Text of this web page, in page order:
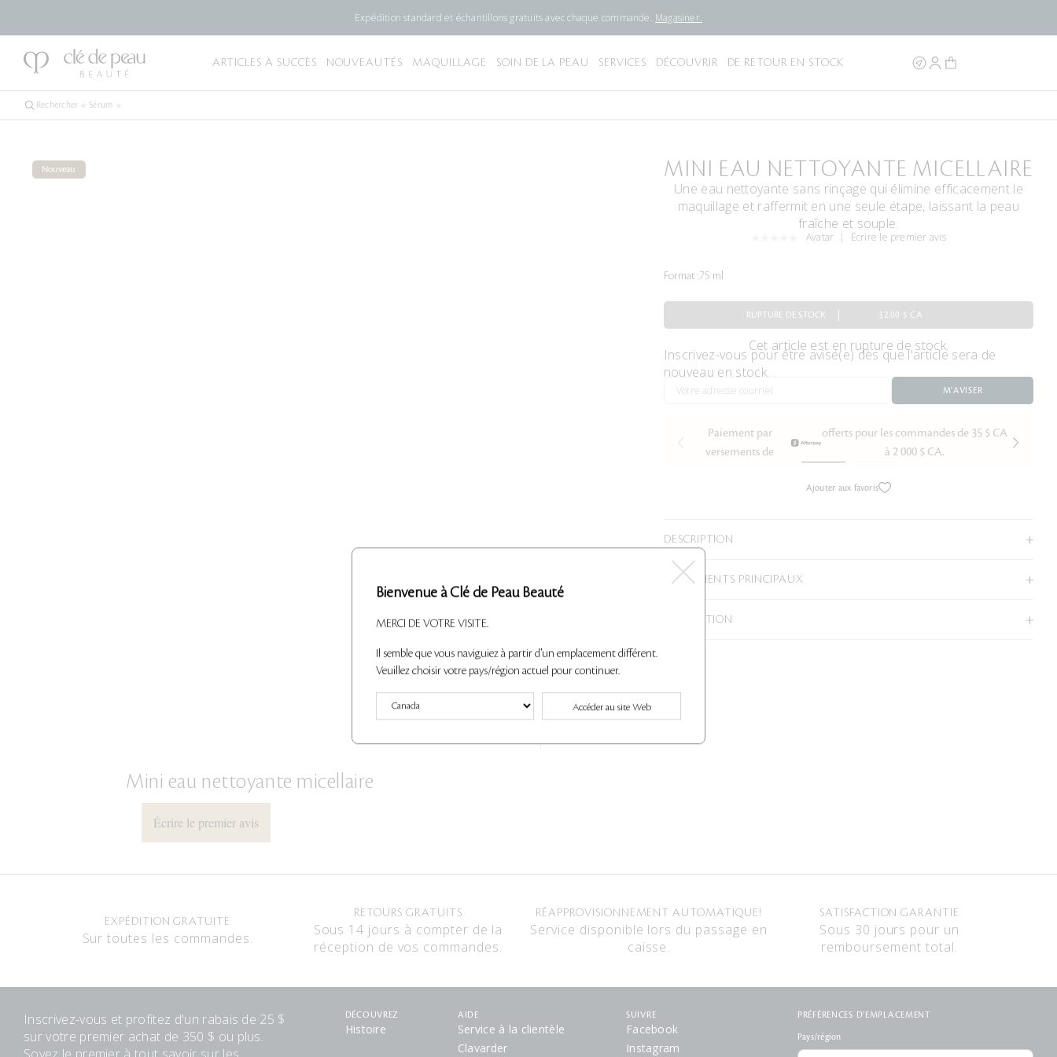
Expédition standard et échantillons gratuits avec chaque commande. Magasiner.
ARTICLES À SUCCÈS NOUVEAUTÉS MAQUILLAGE SOIN DE LA PEAU SERVICES DÉCOUVRIR DE RETOUR EN STOCK
Nouveau MINI EAU NETTOYANTE MICELLAIRE
Une eau nettoyante sans rinçage qui élimine efficacement le
maquillage et raffermit en une seule étape, laissant la peau
fraîche et souple.
Avatar Écrire le premier avis
Format :75 ml
RUPTURE DE STOCK 32,00 $ CA
Cet article est en rupture de stock.
Inscrivez-vous pour être avisé(e) dès que l'article sera de
nouveau en stock.
M'AVISER
Paiement par
versements de
offerts pour les commandes de 35 $ CA
à 2 000 $ CA.
Ajouter aux favoris
DESCRIPTION
INGRÉDIENTS PRINCIPAUX
UTILISATION
Mini eau nettoyante micellaire
Écrire le premier avis
EXPÉDITION GRATUITE
Sur toutes les commandes.
RETOURS GRATUITS
Sous 14 jours à compter de la
réception de vos commandes.
RÉAPPROVISIONNEMENT AUTOMATIQUE!
Service disponible lors du passage en
caisse.
SATISFACTION GARANTIE
Sous 30 jours pour un
remboursement total.
Inscrivez-vous et profitez d'un rabais de 25 $
sur votre premier achat de 350 $ ou plus.
DÉCOUVREZ
Histoire
AIDE
Service à la clientèle
Clavarder
SUIVRE
Facebook
Instagram
PRÉFÉRENCES D'EMPLACEMENT
Pays/région
Bienvenue à Clé de Peau Beauté
MERCI DE VOTRE VISITE.
Il semble que vous naviguiez à partir d'un emplacement différent.
Veuillez choisir votre pays/région actuel pour continuer.
Accéder au site Web